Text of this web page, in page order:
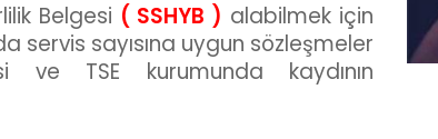
Belgesi ( SSHYB ) alabilmek için
sayısına uygun sözleşmeler
ve TSE kurumunda kaydının